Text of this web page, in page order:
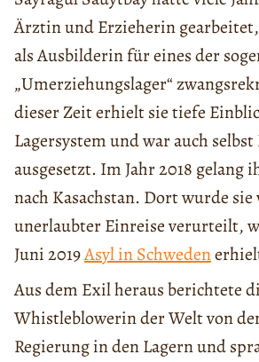
Ärztin und Erzieherin gearbeitet,
als Ausbilderin für eines der
„Umerziehungslager“
dieser Zeit erhielt sie tiefe
Lagersystem und war auch
ausgesetzt. Im Jahr 2018 gelang
nach Kasachstan. Dort wurde sie
unerlaubter Einreise verurteilt,
Juni 2019Asyl in Schweden
Aus dem Exil heraus berichtete
Whistleblowerin der Welt von
Regierung in den Lagern und